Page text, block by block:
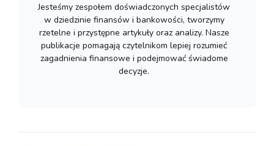
Jesteśmy zespołem doświadczonych specjalistów
w dziedzinie finansów i bankowości, tworzymy
rzetelne i przystępne artykuły oraz analizy. Nasze
publikacje pomagają czytelnikom lepiej rozumieć
zagadnienia finansowe i podejmować świadome
decyzje.